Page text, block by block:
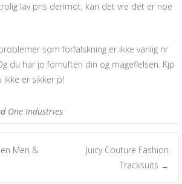
lav pris derimot, kan det vre det er noe
som forfalskning er ikke vanlig nr
du har jo fornuften din og mageflelsen. Kjp
ikke er sikker p!
One Industries
Men &
Juicy Couture Fashion
Tracksuits →